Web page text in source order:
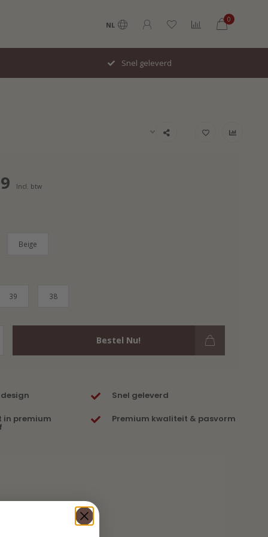
NL
0
Snel geleverd
Incl. btw
Beige
39 38
Bestel Nu!
Snel geleverd
in premium Premium kwaliteit & pasvorm